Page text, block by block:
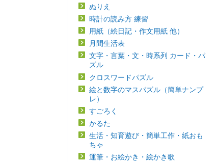
ぬりえ
時計の読み方 練習
用紙（絵日記・作文用紙 他）
月間生活表
文字・言葉・文・時系列 カード・パ
ズル
クロスワードパズル
絵と数字のマスパズル（簡単ナンプ
レ）
すごろく
かるた
生活・知育遊び・簡単工作・紙おも
ちゃ
運筆・お絵かき・絵かき歌